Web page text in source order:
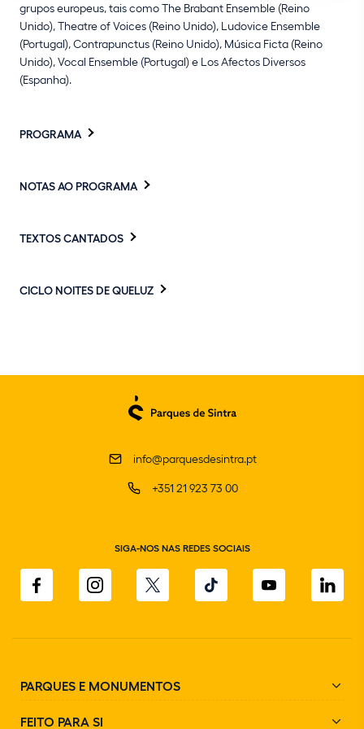
grupos europeus, tais como The Brabant Ensemble (Reino
Unido), Theatre of Voices (Reino Unido), Ludovice Ensemble
(Portugal), Contrapunctus (Reino Unido), Música Ficta (Reino
Unido), Vocal Ensemble (Portugal) e Los Afectos Diversos
(Espanha).
PROGRAMA
NOTAS AO PROGRAMA
TEXTOS CANTADOS
CICLO NOITES DE QUELUZ
info@parquesdesintra.pt
+351 21 923 73 00
SIGA-NOS NAS REDES SOCIAIS
PARQUES E MONUMENTOS
FEITO PARA SI